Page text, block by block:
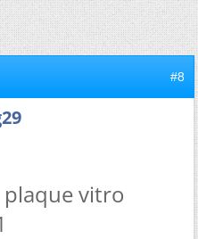
#8
plaque vitro